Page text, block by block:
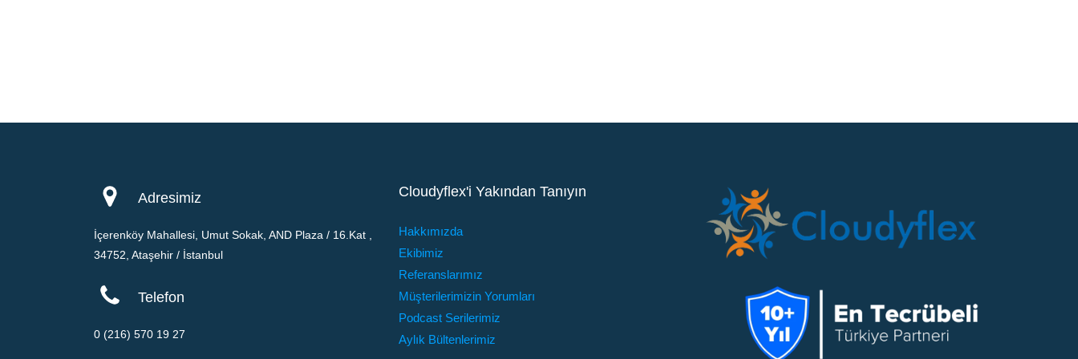
Adresimiz
İçerenköy Mahallesi, Umut Sokak, AND Plaza / 16.Kat ,
34752, Ataşehir / İstanbul
Telefon
0 (216) 570 19 27
Cloudyflex'i Yakından Tanıyın
Hakkımızda
Ekibimiz
Referanslarımız
Müşterilerimizin Yorumları
Podcast Serilerimiz
Aylık Bültenlerimiz